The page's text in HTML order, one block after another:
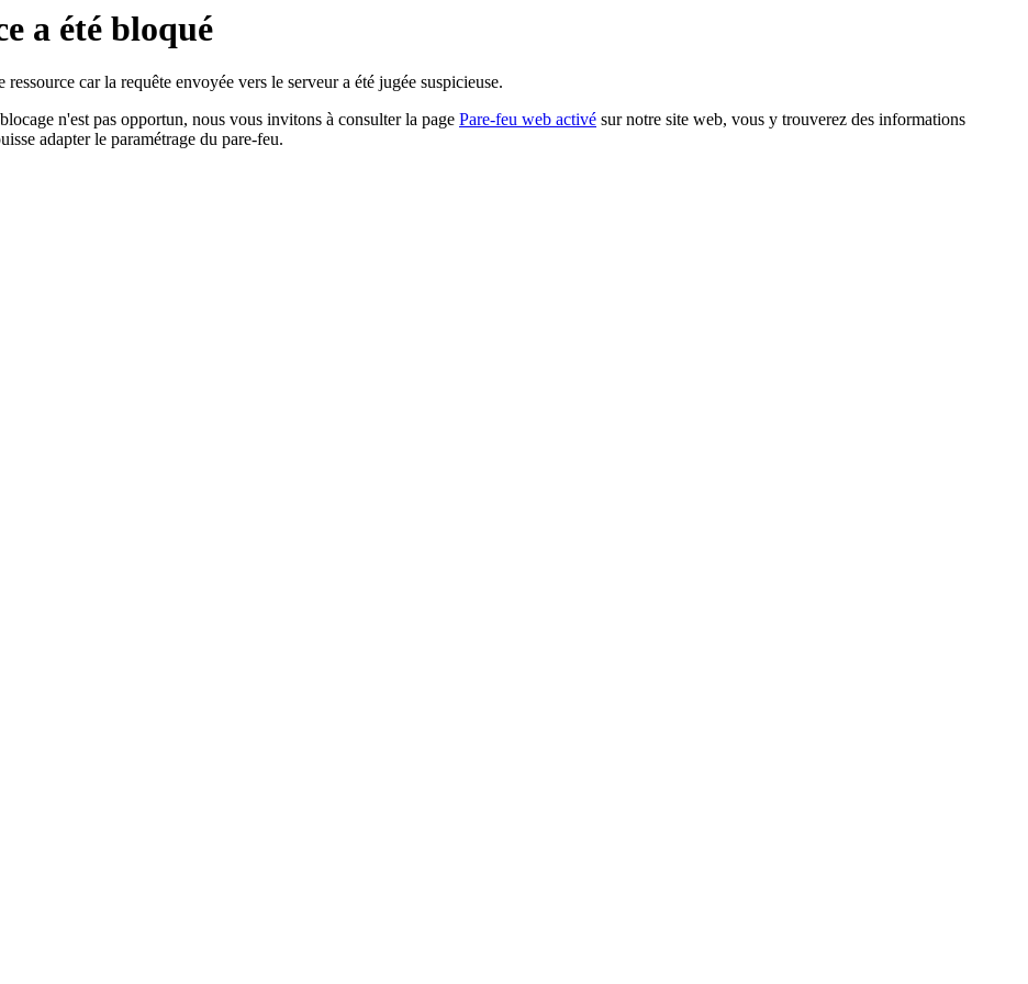
a été bloqué
car la requête envoyée vers le serveur a été jugée suspicieuse.
n'est pas opportun, nous vous invitons à consulter la page Pare-feu web activé sur notre site web, vous y trouverez des informations
adapter le paramétrage du pare-feu.